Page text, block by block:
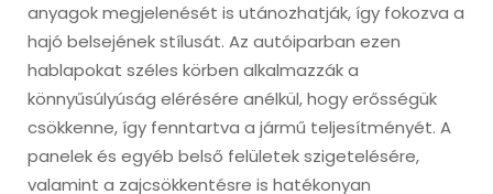
anyagok megjelenését is utánozhatják, így fokozva a
hajó belsejének stílusát. Az autóiparban ezen
hablapokat széles körben alkalmazzák a
könnyűsúlyúság elérésére anélkül, hogy erősségük
csökkenne, így fenntartva a jármű teljesítményét. A
panelek és egyéb belső felületek szigetelésére,
valamint a zajcsökkentésre is hatékonyan